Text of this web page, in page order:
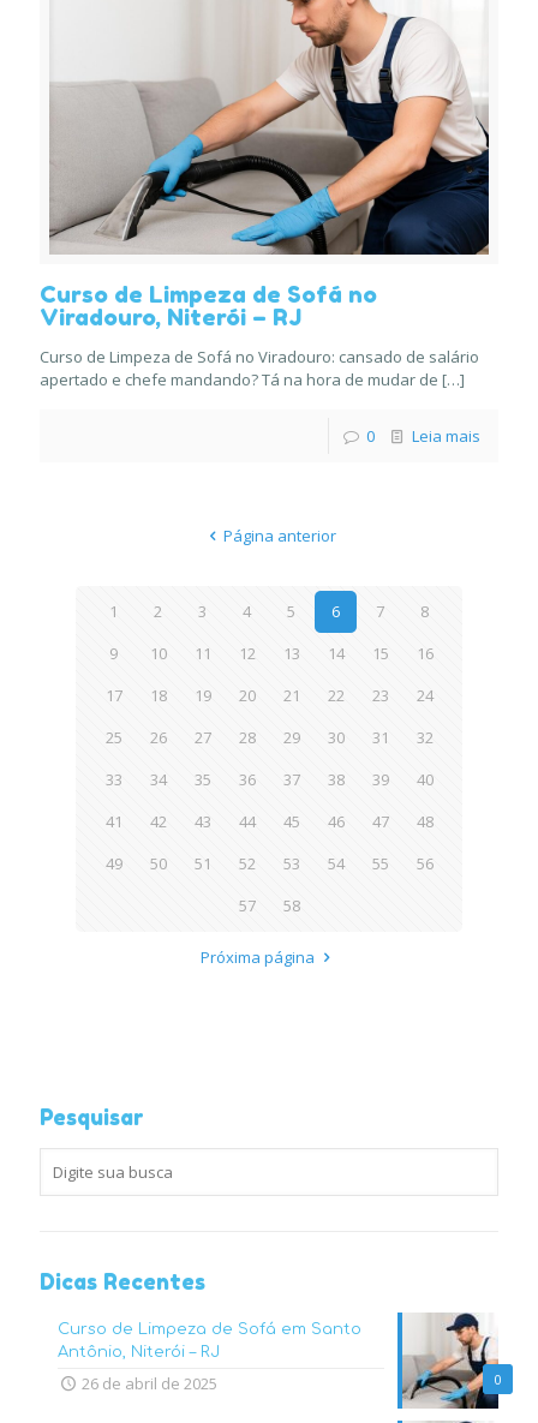
Curso de Limpeza de Sofá no
Viradouro, Niterói – RJ
Curso de Limpeza de Sofá no Viradouro: cansado de salário
apertado e chefe mandando? Tá na hora de mudar de […]
0 Leia mais
Página anterior
1 2 3 4 5 6 7
8
9
10 11 12 13 14 15
16
17
18 19 20 21 22 23
24
25
26 27 28 29 30 31
32
33
34 35 36 37 38 39
40
41
42 43 44 45 46 47
48
49
50 51 52 53 54 55
56
57
58
Próxima página
Pesquisar
Dicas Recentes
0
Curso de Limpeza de Sofá em Santo
Antônio, Niterói – RJ
26 de abril de 2025